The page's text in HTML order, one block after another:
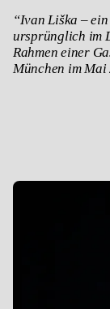
“Ivan Liška –
ursprünglich im
Rahmen einer
München im